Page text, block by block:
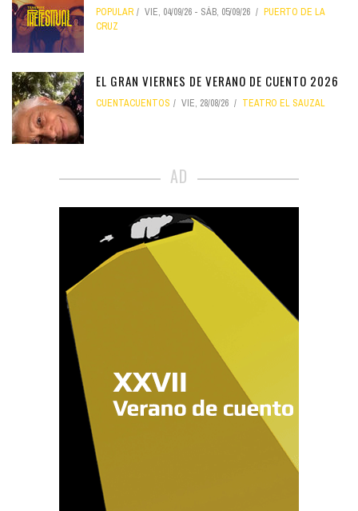
POPULAR VIE, 04/09/26 - SÁB, 05/09/26
PUERTO DE LA
CRUZ
EL GRAN VIERNES DE VERANO DE CUENTO 2026
CUENTACUENTOS VIE, 28/08/26 TEATRO EL SAUZAL
AD